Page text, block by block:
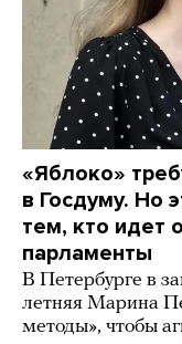
«Яблоко»
в Госдуму. Но
тем, кто идет
парламенты
В Петербурге в
летняя Марина
методы», чтобы